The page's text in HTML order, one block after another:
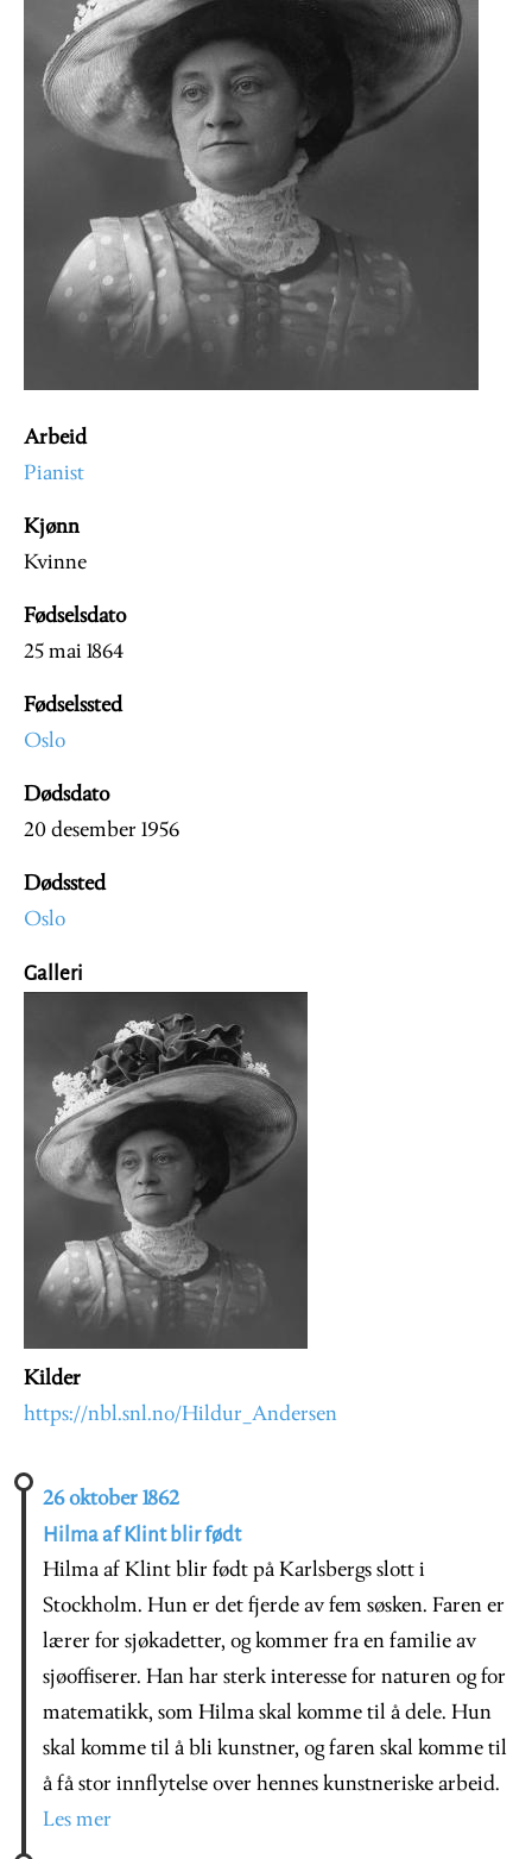
Arbeid
Pianist
Kjønn
Kvinne
Fødselsdato
25 mai 1864
Fødselssted
Oslo
Dødsdato
20 desember 1956
Dødssted
Oslo
Galleri
Kilder
https://nbl.snl.no/Hildur_Andersen
26 oktober 1862
Hilma af Klint blir født
Hilma af Klint blir født på Karlsbergs slott i
Stockholm. Hun er det fjerde av fem søsken. Faren er
lærer for sjøkadetter, og kommer fra en familie av
sjøoffiserer. Han har sterk interesse for naturen og for
matematikk, som Hilma skal komme til å dele. Hun
skal komme til å bli kunstner, og faren skal komme til
å få stor innflytelse over hennes kunstneriske arbeid.
Les mer